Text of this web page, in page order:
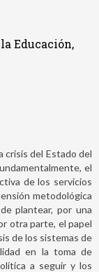
Educación,
crisis del Estado del
el
de los servicios
metodológica
plantear, por una
otra parte, el papel
de los sistemas de
en la toma de
a seguir y los